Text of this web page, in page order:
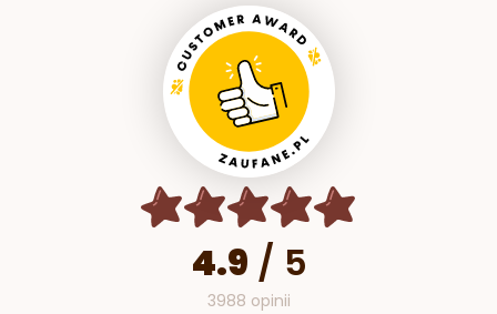
4.9 / 5
3988 opinii